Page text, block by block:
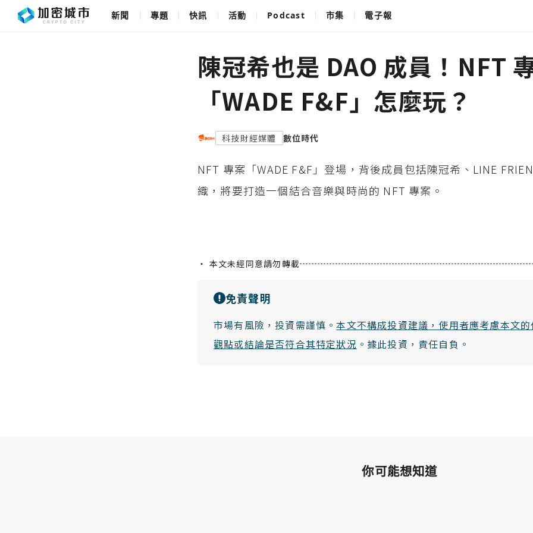
新聞 專題 快訊 活動 Podcast 市集 電子報
陳冠希也是 DAO 成員！NFT
「WADE F&F」怎麼玩？
科技財經媒體 數位時代
NFT 專案「WADE F&F」登場，背後成員包括陳冠希、LINE
織，將要打造一個結合音樂與時尚的 NFT 專案。
・ 本文未經同意請勿轉載
免責聲明
市場有風險，投資需謹慎。本文不構成投資建議，使用者應考慮本文的
觀點或結論是否符合其特定狀況 。據此投資，責任自負。
你可能想知道